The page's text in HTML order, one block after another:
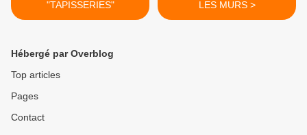
"TAPISSERIES"
LES MURS >
Hébergé par Overblog
Top articles
Pages
Contact